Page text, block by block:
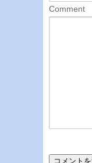
Comment